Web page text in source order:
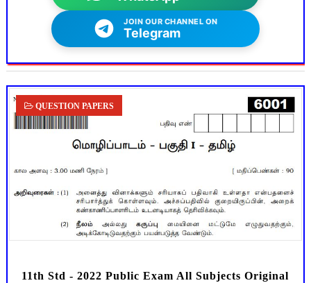
JOIN OUR CHANNEL ON
Telegram
QUESTION PAPERS
11th Std - 2022 Public Exam All Subjects Original